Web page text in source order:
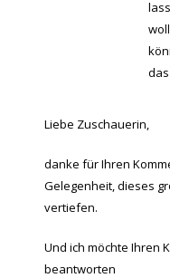
das
Liebe Zuschauerin,
danke für Ihren
Gelegenheit, dieses
vertiefen.
Und ich möchte Ihren
beantworten